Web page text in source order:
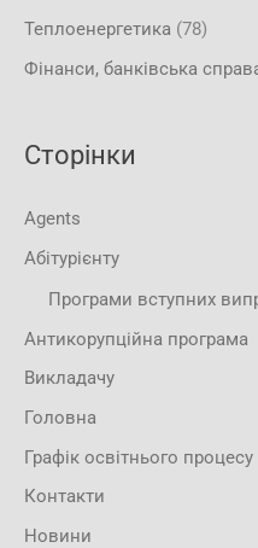
Теплоенергетика (78)
Фінанси, банківська
Сторінки
Agents
Абітурієнту
Програми вступних
Антикорупційна програма
Викладачу
Головна
Графік освітнього
Контакти
Новини